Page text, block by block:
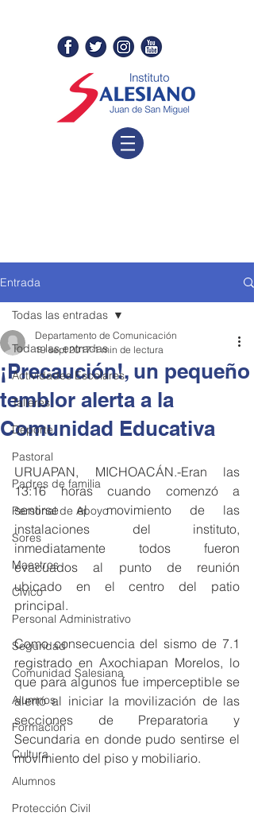
Entrada
Todas las entradas
Actividades Escolares
Talleres
Deporte
Pastoral
Padres de familia
Personal de Apoyo
Sores
Maestros
Cívico
Personal Administrativo
Seguridad
Comunidad Salesiana
Alumnos
Formación
Cultura
Alumnos
Protección Civil
Todas las entradas
¡Precaución!, un pequeño
temblor alerta a la
Comunidad Educativa
Departamento de Comunicación
19 sept 2017 1 min de lectura
URUAPAN, MICHOACÁN.-Eran las
13:16 horas cuando comenzó a
sentirse el movimiento de las
instalaciones del instituto,
inmediatamente todos fueron
evacuados al punto de reunión
ubicado en el centro del patio
principal.
Como consecuencia del sismo de 7.1
registrado en Axochiapan Morelos, lo
que para algunos fue imperceptible se
alertó al iniciar la movilización de las
secciones de Preparatoria y
Secundaria en donde pudo sentirse el
movimiento del piso y mobiliario.